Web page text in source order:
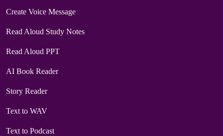
Create Voice Message
Read Aloud Study Notes
Read Aloud PPT
AI Book Reader
Story Reader
Text to WAV
Text to Podcast